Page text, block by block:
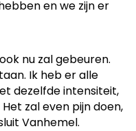
en we zijn er
nu zal gebeuren.
Ik heb er alle
dezelfde intensiteit,
zal even pijn doen,
Vanhemel.